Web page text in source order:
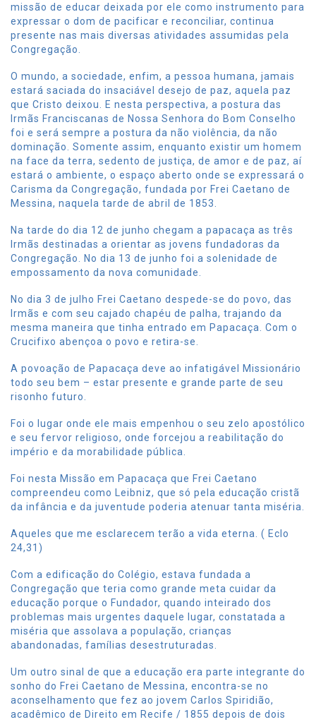
missão de educar deixada por ele como instrumento para
expressar o dom de pacificar e reconciliar, continua
presente nas mais diversas atividades assumidas pela
Congregação.
O mundo, a sociedade, enfim, a pessoa humana, jamais
estará saciada do insaciável desejo de paz, aquela paz
que Cristo deixou. E nesta perspectiva, a postura das
Irmãs Franciscanas de Nossa Senhora do Bom Conselho
foi e será sempre a postura da não violência, da não
dominação. Somente assim, enquanto existir um homem
na face da terra, sedento de justiça, de amor e de paz, aí
estará o ambiente, o espaço aberto onde se expressará o
Carisma da Congregação, fundada por Frei Caetano de
Messina, naquela tarde de abril de 1853.
Na tarde do dia 12 de junho chegam a papacaça as três
Irmãs destinadas a orientar as jovens fundadoras da
Congregação. No dia 13 de junho foi a solenidade de
empossamento da nova comunidade.
No dia 3 de julho Frei Caetano despede-se do povo, das
Irmãs e com seu cajado chapéu de palha, trajando da
mesma maneira que tinha entrado em Papacaça. Com o
Crucifixo abençoa o povo e retira-se.
A povoação de Papacaça deve ao infatigável Missionário
todo seu bem – estar presente e grande parte de seu
risonho futuro.
Foi o lugar onde ele mais empenhou o seu zelo apostólico
e seu fervor religioso, onde forcejou a reabilitação do
império e da morabilidade pública.
Foi nesta Missão em Papacaça que Frei Caetano
compreendeu como Leibniz, que só pela educação cristã
da infância e da juventude poderia atenuar tanta miséria.
Aqueles que me esclarecem terão a vida eterna. ( Eclo
24,31)
Com a edificação do Colégio, estava fundada a
Congregação que teria como grande meta cuidar da
educação porque o Fundador, quando inteirado dos
problemas mais urgentes daquele lugar, constatada a
miséria que assolava a população, crianças
abandonadas, famílias desestruturadas.
Um outro sinal de que a educação era parte integrante do
sonho do Frei Caetano de Messina, encontra-se no
aconselhamento que fez ao jovem Carlos Spiridião,
acadêmico de Direito em Recife / 1855 depois de dois